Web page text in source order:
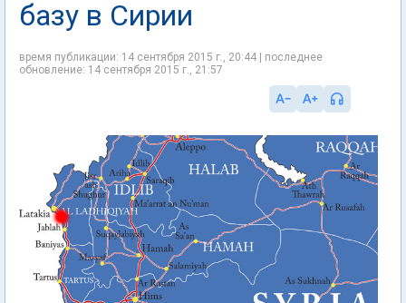
базу в Сирии
время публикации: 14 сентября 2015 г., 20:44 | последнее
обновление: 14 сентября 2015 г., 21:57